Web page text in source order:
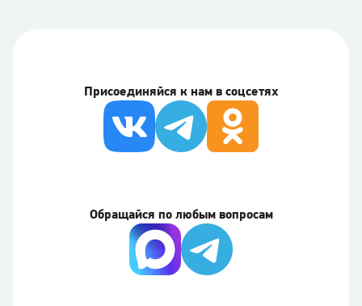
Присоединяйся к нам в соцсетях
Обращайся по любым вопросам